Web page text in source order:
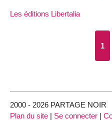
Les éditions Libertalia
1
2000 - 2026 PARTAGE NOIR
Plan du site | Se connecter |